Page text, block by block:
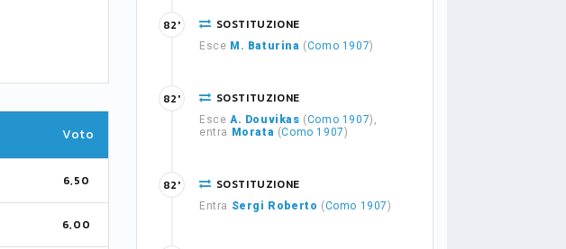
Voto
6,50
6,00
SOSTITUZIONE
Esce M. Baturina (Como 1907)
82'
SOSTITUZIONE
Esce A. Douvikas (Como 1907),
entra
Morata (Como 1907)
82'
SOSTITUZIONE
Entra Sergi Roberto (Como 1907)
82'